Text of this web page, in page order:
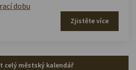
dobu
Zjistěte více
celý městský kalendář